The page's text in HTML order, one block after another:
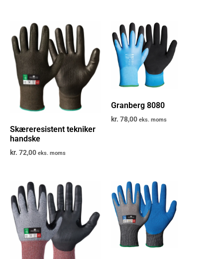
Skæreresistent tekniker
handske
kr. 72,00 eks. moms
Granberg 8080
kr. 78,00 eks. moms